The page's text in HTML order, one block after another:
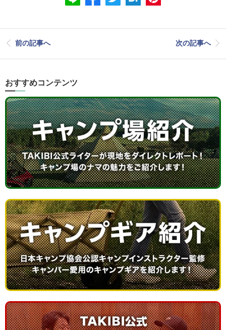
前の記事へ 次の記事へ
おすすめコンテンツ